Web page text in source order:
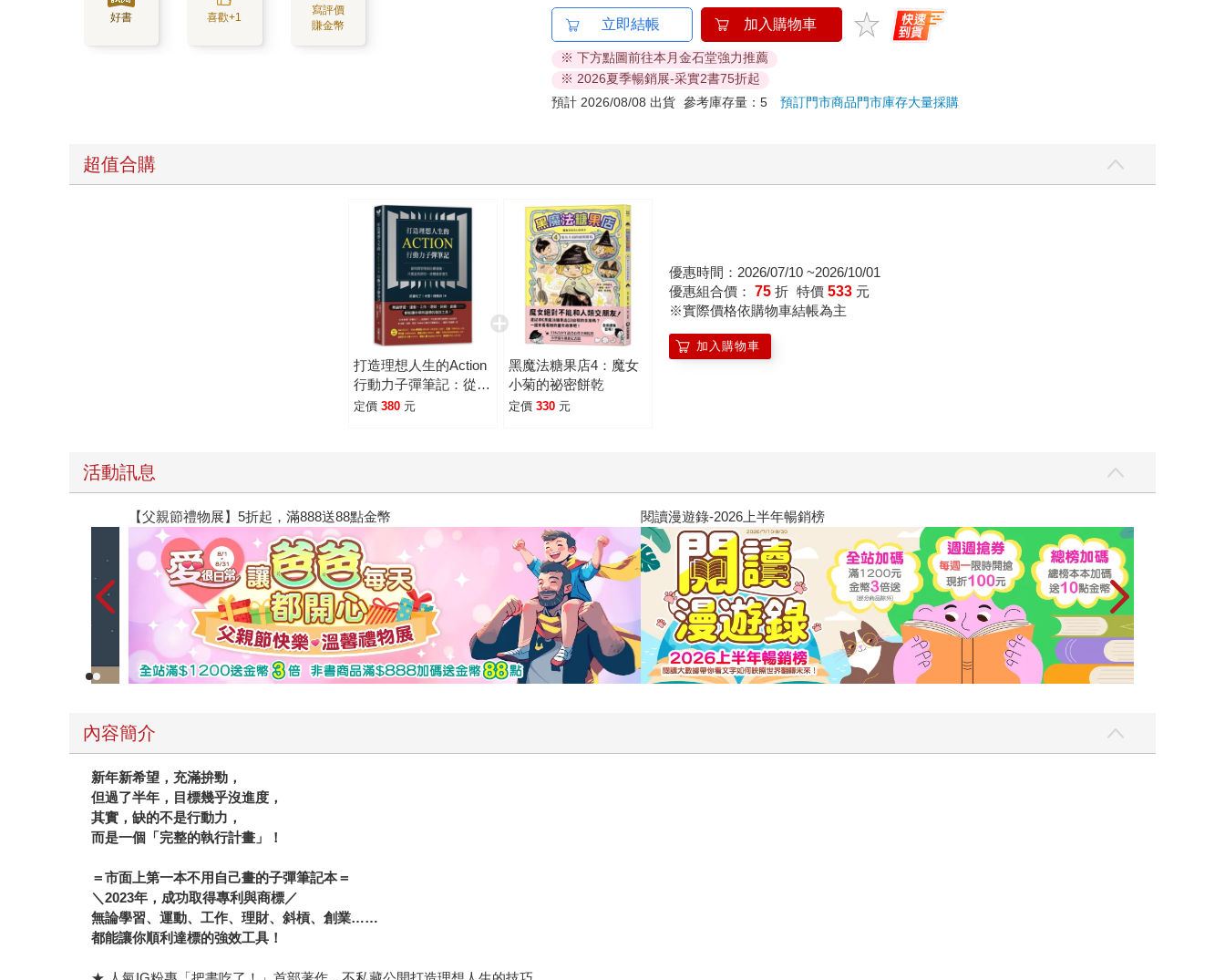
好書 喜歡+1
寫評價
賺金幣
立即結帳 加入購物車
※ 下方點圖前往本月金石堂強力推薦
※ 2026夏季暢銷展-采實2書75折起
預計 2026/08/08 出貨 參考庫存量：5預訂門市商品門市庫存大量採購
超值合購
打造理想人生的Action
行動力子彈筆記：從時
間管理到目標實踐，只
定價 380 元
黑魔法糖果店4：魔女
小菊的祕密餅乾
定價 330 元
優惠時間：2026/07/10 ~2026/10/01
優惠組合價： 75 折 特價 533 元
※實際價格依購物車結帳為主
加入購物車
活動訊息
【父親節禮物展】5折起，滿888送88點金幣 閱讀漫遊錄-2026上半年暢銷榜
內容簡介
新年新希望，充滿拚勁，
但過了半年，目標幾乎沒進度，
其實，缺的不是行動力，
而是一個「完整的執行計畫」！
＝市面上第一本不用自己畫的子彈筆記本＝
＼2023年，成功取得專利與商標／
無論學習、運動、工作、理財、斜槓、創業……
都能讓你順利達標的強效工具！